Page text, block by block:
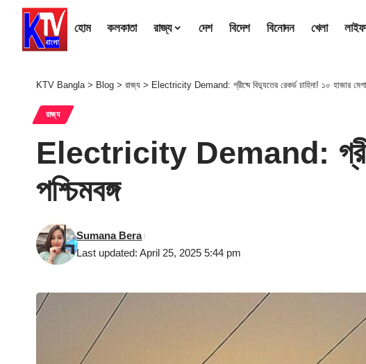
হোম কলকাতা রাজ্য দেশ বিদেশ বিনোদন খেলা
KTV Bangla> Blog > রাজ্য > Electricity Demand: গ্রীষ্মে বিদ্যুতের রেকর্ড চাহিদা! ১০ হাজার
রাজ্য
Electricity Demand: গ্রীষ্মে
পশ্চিমবঙ্গ
Last updated: April 25, 2025 5:44 pm
Sumana Bera